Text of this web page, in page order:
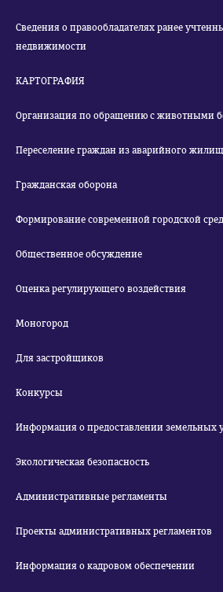
Сведения о правообладателях ранее
недвижимости
КАРТОГРАФИЯ
Организация по обращению с животными
Переселение граждан из аварийного
Гражданская оборона
Формирование современной
Общественное обсуждение
Оценка регулирующего воздействия
Моногород
Для застройщиков
Конкурсы
Информация о предоставлении земельных
Экологическая безопасность
Административные регламенты
Проекты административных регламентов
Информация о кадровом обеспечении